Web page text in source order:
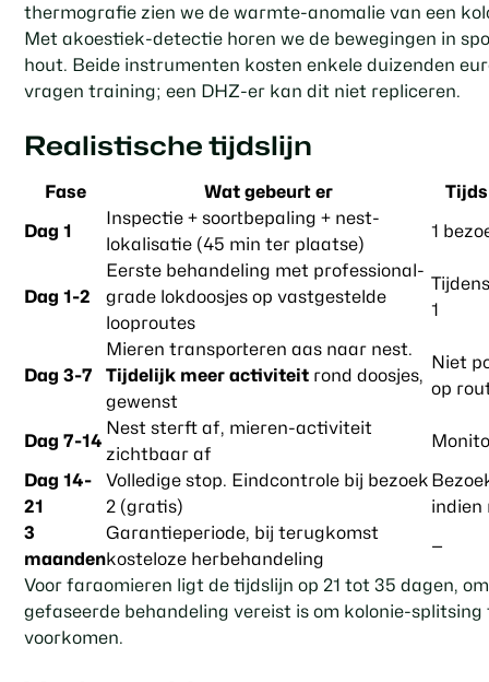
thermografie zien we de warmte-anomalie van een
Met akoestiek-detectie horen we de bewegingen in
hout. Beide instrumenten kosten enkele duizenden
vragen training; een DHZ-er kan dit niet repliceren.
Realistische tijdslijn
Fase Wat gebeurt er
Dag 1
Inspectie + soortbepaling + nest-
lokalisatie (45 min ter plaatse)
1
Dag 1-2
Eerste behandeling met professional-
grade lokdoosjes op vastgestelde
looproutes
1
Dag 3-7
Mieren transporteren aas naar nest.
Tijdelijk meer activiteit rond doosjes,
gewenst
Niet
op
Dag 7-14
Nest sterft af, mieren-activiteit
zichtbaar af
Dag 14-
21
Volledige stop. Eindcontrole bij bezoek
2 (gratis)
indien
3
maanden
Garantieperiode, bij terugkomst
kosteloze herbehandeling
—
Voor faraomieren ligt de tijdslijn op 21 tot 35 dagen,
gefaseerde behandeling vereist is om kolonie-splitsing
voorkomen.